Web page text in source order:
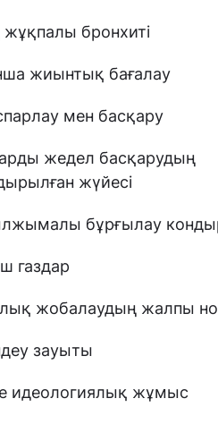
бронхиті
жиынтық бағалау
мен басқару
жедел басқарудың
жүйесі
бұрғылау
газдар
жобалаудың жалпы
зауыты
идеологиялық жұмыс